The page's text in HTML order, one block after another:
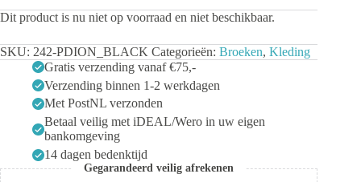
was:
is:
Dit product is nu niet op voorraad en niet beschikbaar.
SKU: 242-PDION_BLACK Categorieën: Broeken, Kleding
Gratis verzending vanaf €75,-
Verzending binnen 1-2 werkdagen
Met PostNL verzonden
Betaal veilig met iDEAL/Wero in uw eigen
bankomgeving
14 dagen bedenktijd
Gegarandeerd veilig afrekenen